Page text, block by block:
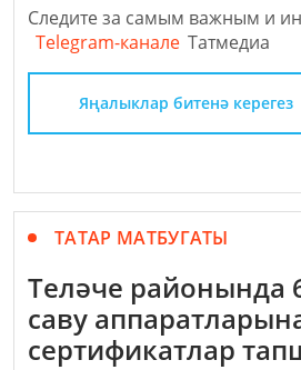
Следите за самым важным и
Telegram-канале Татмедиа
Яңалыклар битенә керегез
ТАТАР МАТБУГАТЫ
Теләче районында
саву
сертификатлар